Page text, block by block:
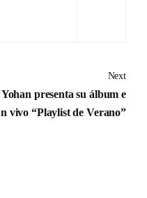
Next
Yohan presenta su álbum e
n vivo “Playlist de Verano”